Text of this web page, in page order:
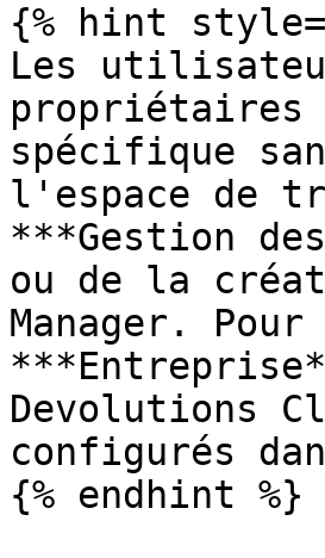
{% hint
Les
propriétaires
spécifique
l'espace de
***Gestion
ou de la
Manager.
Devolutions
configurés
{% endhint %}